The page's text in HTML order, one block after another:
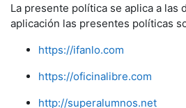
La presente política se aplica a
aplicación las presentes políticas
https://ifanlo.com
https://oficinalibre.com
http://superalumnos.net